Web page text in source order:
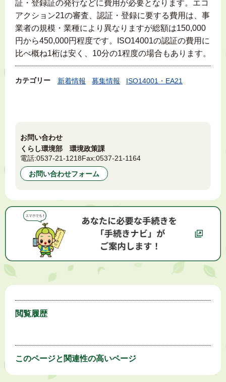
証・登録証の発行などに費用が必要となります。エコ
アクション21の審査、認証・登録に要する費用は、事
業者の規模・業種により異なりますが総額は150,000
円から450,000円程度です。ISO14001の認証の費用に
比べ概ね1桁は安く、10分の1程度の場合もあります。
カテゴリー 新着情報 募集情報 ISO14001・EA21
お問い合わせ
くらし環境部 環境政策課
電話:0537-21-1218Fax:0537-21-1164
お問い合わせフォーム
閲覧履歴
このページと 関連性の高いページ